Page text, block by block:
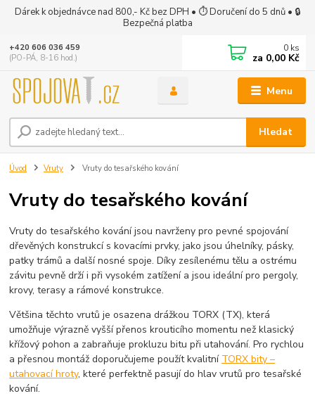
Dárek k objednávce nad 800,- Kč bez DPH • ⏱ Doručení do 5 dnů • 🔒
Bezpečná platba
Menu
Hledat
+420 606 036 459
(PO-PÁ, 8-16 hod.)
0 ks
za 0,00 Kč
Úvod Vruty Vruty do tesařského kování
Vruty do tesařského kování
Vruty do tesařského kování jsou navrženy pro pevné spojování
dřevěných konstrukcí s kovacími prvky, jako jsou úhelníky, pásky,
patky trámů a další nosné spoje. Díky zesílenému tělu a ostrému
závitu pevně drží i při vysokém zatížení a jsou ideální pro pergoly,
krovy, terasy a rámové konstrukce.
Většina těchto vrutů je osazena drážkou TORX (TX), která
umožňuje výrazně vyšší přenos krouticího momentu než klasický
křížový pohon a zabraňuje prokluzu bitu při utahování. Pro rychlou
a přesnou montáž doporučujeme použít kvalitní TORX bity –
utahovací hroty, které perfektně pasují do hlav vrutů pro tesařské
kování.